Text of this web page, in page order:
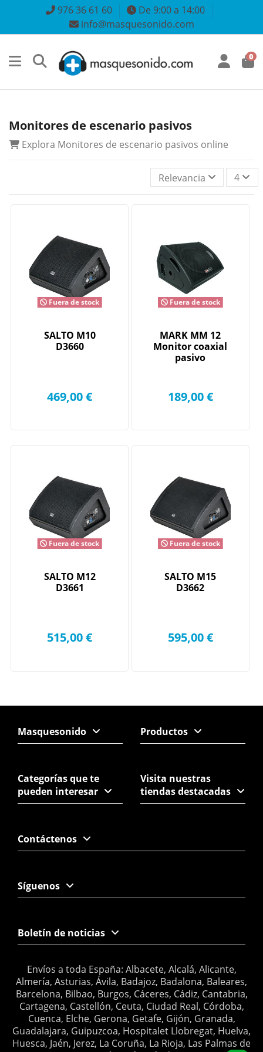
976 36 61 60
De 9:00 a 14:00
info@masquesonido.com
0
Monitores de escenario pasivos
Explora Monitores de escenario pasivos online
Relevancia 4
Fuera de stock
SALTO M10
D3660
469,00 €
Fuera de stock
MARK MM 12
Monitor coaxial
pasivo
189,00 €
Fuera de stock
SALTO M12
D3661
515,00 €
Fuera de stock
SALTO M15
D3662
595,00 €
Masquesonido Productos
Categorías que te
pueden interesar
Visita nuestras
tiendas destacadas
Contáctenos
Síguenos
Boletín de noticias
Envíos a toda España: Albacete, Alcalá, Alicante,
Almería, Asturias, Ávila, Badajoz, Badalona, Baleares,
Barcelona, Bilbao, Burgos, Cáceres, Cádiz, Cantabria,
Cartagena, Castellón, Ceuta, Ciudad Real, Córdoba,
Cuenca, Elche, Gerona, Getafe, Gijón, Granada,
Guadalajara, Guipuzcoa, Hospitalet Llobregat, Huelva,
Huesca, Jaén, Jerez, La Coruña, La Rioja, Las Palmas de